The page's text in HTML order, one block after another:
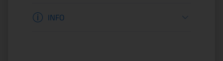
Informazioni apertura
INFO